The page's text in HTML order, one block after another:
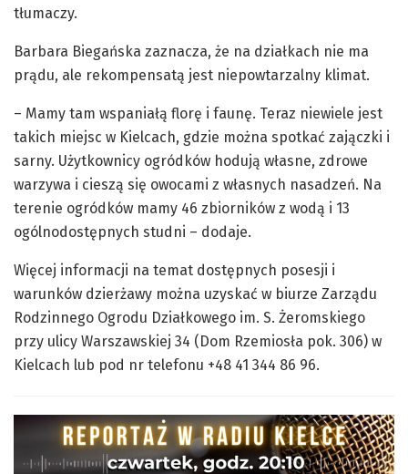
tłumaczy.
Barbara Biegańska zaznacza, że na działkach nie ma
prądu, ale rekompensatą jest niepowtarzalny klimat.
– Mamy tam wspaniałą florę i faunę. Teraz niewiele jest
takich miejsc w Kielcach, gdzie można spotkać zajączki i
sarny. Użytkownicy ogródków hodują własne, zdrowe
warzywa i cieszą się owocami z własnych nasadzeń. Na
terenie ogródków mamy 46 zbiorników z wodą i 13
ogólnodostępnych studni – dodaje.
Więcej informacji na temat dostępnych posesji i
warunków dzierżawy można uzyskać w biurze Zarządu
Rodzinnego Ogrodu Działkowego im. S. Żeromskiego
przy ulicy Warszawskiej 34 (Dom Rzemiosła pok. 306) w
Kielcach lub pod nr telefonu +48 41 344 86 96.